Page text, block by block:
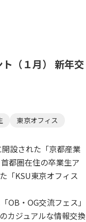
（１月） 新年交
東京オフィス
設された「京都産業
都圏在住の卒業生ア
「KSU東京オフィス
OB・OG交流フェス」
カジュアルな情報交換